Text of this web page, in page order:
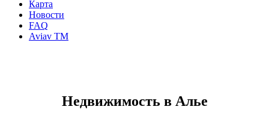
Карта
Новости
FAQ
Aviav TM
Недвижимость в Алье